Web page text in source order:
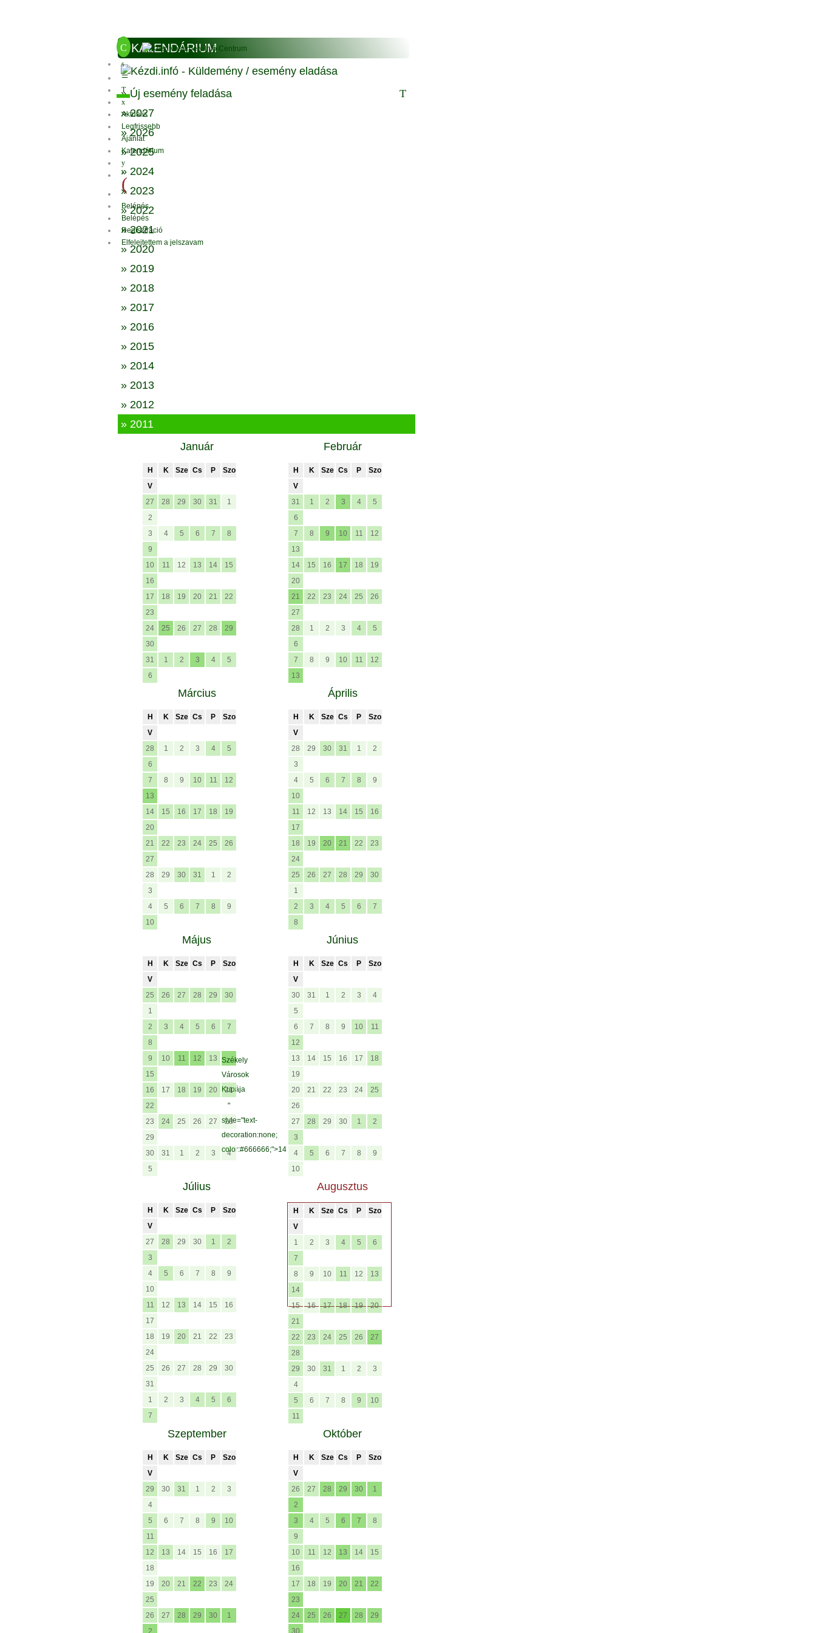
Aktuális
Legfrissebb
Ajánlat
Kalendárium
Belépés
Belépés
Regisztráció
Elfelejtettem a jelszavam
» KALENDÁRIUM
» Új esemény feladása
» 2027
» 2026
» 2025
» 2024
» 2023
» 2022
» 2021
» 2020
» 2019
» 2018
» 2017
» 2016
» 2015
» 2014
» 2013
» 2012
» 2011
Január
H K Sze Cs P
Szo
V
27
28 29 30 31
1
2
3
4 5 6 7
8
9
10
11 12 13 14
15
16
17
18 19 20 21
22
23
24
25 26 27 28
29
30
31
1 2 3 4
5
6
Február
H K Sze Cs P
Szo
V
31
1 2 3 4
5
6
7
8 9 10 11
12
13
14
15 16 17 18
19
20
21
22 23 24 25
26
27
28
1 2 3 4
5
6
7
8 9 10 11
12
13
Március
H K Sze Cs P
Szo
V
28
1 2 3 4
5
6
7
8 9 10 11
12
13
14
15 16 17 18
19
20
21
22 23 24 25
26
27
28
29 30 31 1
2
3
4
5 6 7 8
9
10
Április
H K Sze Cs P
Szo
V
28
29 30 31 1
2
3
4
5 6 7 8
9
10
11
12 13 14 15
16
17
18
19 20 21 22
23
24
25
26 27 28 29
30
1
2
3 4 5 6
7
8
Május
H K Sze Cs P
Szo
V
25
26 27 28 29
30
1
2
3 4 5 6
7
8
9
10 11 12 13 Székely
Városok
Kupája
"
style="text-
decoration:none;
color:#666666;">14
15
16
17 18 19 20
21
22
23
24 25 26 27
28
29
30
31 1 2 3
4
5
Június
H K Sze Cs P
Szo
V
30
31 1 2 3
4
5
6
7 8 9 10
11
12
13
14 15 16 17
18
19
20
21 22 23 24
25
26
27
28 29 30 1
2
3
4
5 6 7 8
9
10
Július
H K Sze Cs P
Szo
V
27
28 29 30 1
2
3
4
5 6 7 8
9
10
11
12 13 14 15
16
17
18
19 20 21 22
23
24
25
26 27 28 29
30
31
1
2 3 4 5
6
7
Augusztus
H K Sze Cs P
Szo
V
1
2 3 4 5
6
7
8
9 10 11 12
13
14
15
16 17 18 19
20
21
22
23 24 25 26
27
28
29
30 31 1 2
3
4
5
6 7 8 9
10
11
Szeptember
H K Sze Cs P
Szo
V
29
30 31 1 2
3
4
5
6 7 8 9
10
11
12
13 14 15 16
17
18
19
20 21 22 23
24
25
26
27 28 29 30
1
2
Október
H K Sze Cs P
Szo
V
26
27 28 29 30
1
2
3
4 5 6 7
8
9
10
11 12 13 14
15
16
17
18 19 20 21
22
23
24
25 26 27 28
29
30